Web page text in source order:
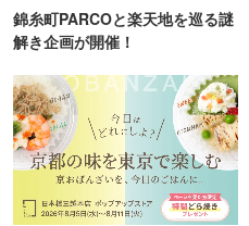
錦糸町PARCOと楽天地を巡る謎
解き企画が開催！